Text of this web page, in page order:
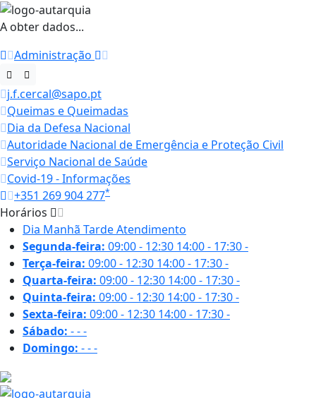
A obter dados...
Administração
j.f.cercal@sapo.pt
Queimas e Queimadas
Dia da Defesa Nacional
Autoridade Nacional de Emergência e Proteção Civil
Serviço Nacional de Saúde
Covid-19 - Informações
+351 269 904 277*
Horários
Dia Manhã TardeAtendimento
Segunda-feira: 09:00 - 12:30 14:00 - 17:30-
Terça-feira: 09:00 - 12:30 14:00 - 17:30-
Quarta-feira: 09:00 - 12:30 14:00 - 17:30-
Quinta-feira: 09:00 - 12:30 14:00 - 17:30-
Sexta-feira: 09:00 - 12:30 14:00 - 17:30-
Sábado: ---
Domingo: ---